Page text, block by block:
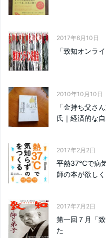
2017年6月10日
「致知オンラ
2010年10月10日
「金持ち父さ
氏｜経済的な
2017年2月2日
平熱37℃で病
師の本が欲し
2017年7月2日
第一回７月「
た